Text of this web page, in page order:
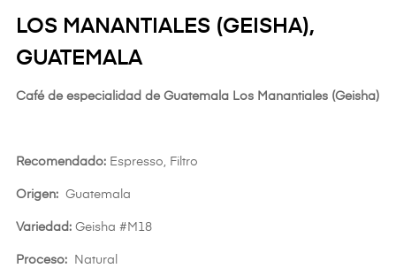
LOS MANANTIALES (GEISHA),
GUATEMALA
Café de especialidad de Guatemala Los Manantiales (Geisha)
Recomendado: Espresso, Filtro
Origen: Guatemala
Variedad: Geisha #M18
Proceso: Natural